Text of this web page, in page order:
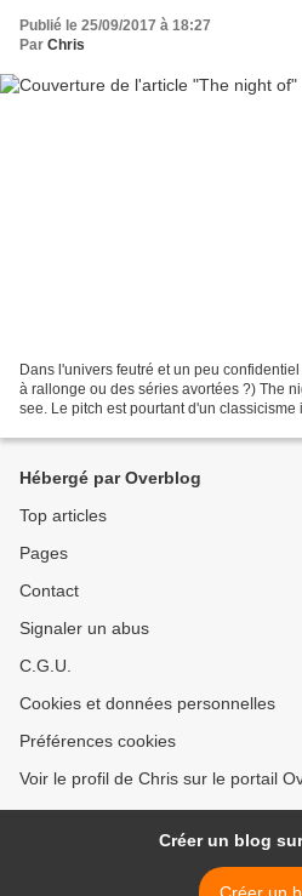
Publié le 25/09/2017 à 18:27
Par Chris
Dans l'univers feutré et un peu
à rallonge ou des séries avortées ?) The
see. Le pitch est pourtant d'un classicisme
Hébergé par Overblog
Top articles
Pages
Contact
Signaler un abus
C.G.U.
Cookies et données personnelles
Préférences cookies
Voir le profil de Chris sur le portail
Créer un blog